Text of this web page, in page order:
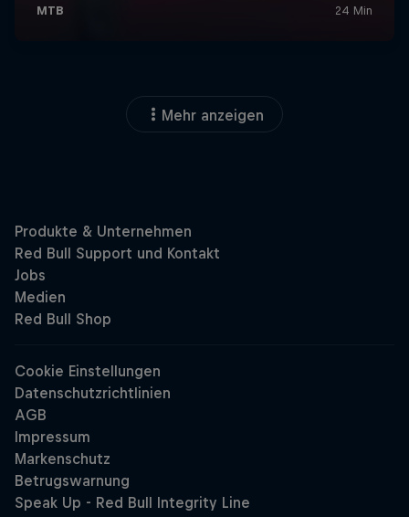
Mehr anzeigen